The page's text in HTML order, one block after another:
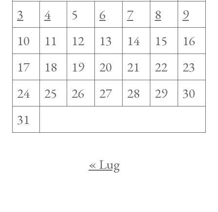
3
4 5 6 7 8
9
10
11 12 13 14 15
16
17
18 19 20 21 22
23
24
25 26 27 28 29
30
31
« Lug